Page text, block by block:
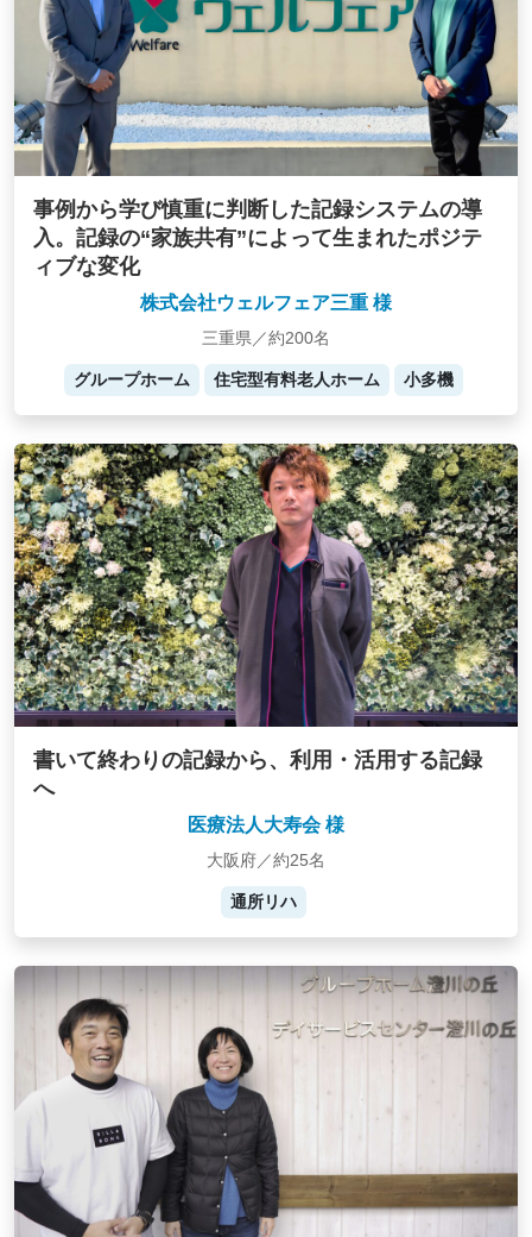
事例から学び慎重に判断した記録システムの導
入。記録の“家族共有”によって生まれたポジテ
ィブな変化
株式会社ウェルフェア三重 様
三重県／約200名
グループホーム 住宅型有料老人ホーム 小多機
書いて終わりの記録から、利用・活用する記録
へ
医療法人大寿会 様
大阪府／約25名
通所リハ